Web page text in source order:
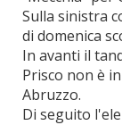
Sulla sinistra
di domenica
In avanti il
Prisco non è
Abruzzo.
Di seguito